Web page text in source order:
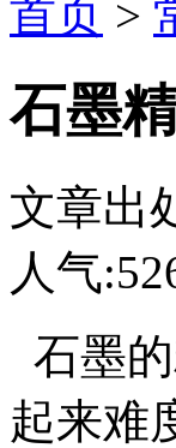
首页 >
石墨
文章出
人气
石墨
起来难